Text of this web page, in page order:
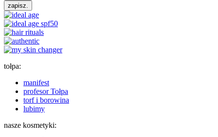
zapisz.
tołpa:
manifest
profesor Tołpa
torf i borowina
lubimy
nasze kosmetyki: